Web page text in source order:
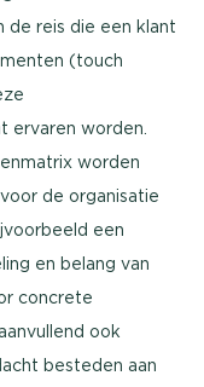
de reis die een klant
(touch
ervaren worden.
worden
de organisatie
een
en belang van
concrete
ook
besteden aan